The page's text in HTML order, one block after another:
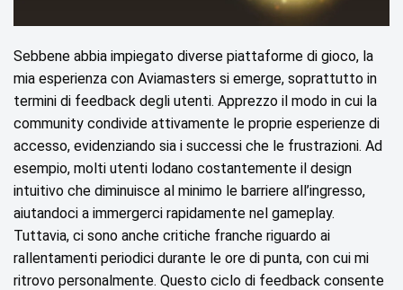
Sebbene abbia impiegato diverse piattaforme di gioco, la
mia esperienza con Aviamasters si emerge, soprattutto in
termini di feedback degli utenti. Apprezzo il modo in cui la
community condivide attivamente le proprie esperienze di
accesso, evidenziando sia i successi che le frustrazioni. Ad
esempio, molti utenti lodano costantemente il design
intuitivo che diminuisce al minimo le barriere all’ingresso,
aiutandoci a immergerci rapidamente nel gameplay.
Tuttavia, ci sono anche critiche franche riguardo ai
rallentamenti periodici durante le ore di punta, con cui mi
ritrovo personalmente. Questo ciclo di feedback consente